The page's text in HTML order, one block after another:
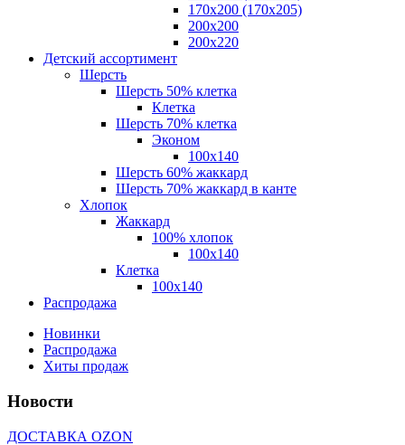
170x200 (170х205)
200х200
200х220
Детский ассортимент
Шерсть
Шерсть 50% клетка
Клетка
Шерсть 70% клетка
Эконом
100x140
Шерсть 60% жаккард
Шерсть 70% жаккард в канте
Хлопок
Жаккард
100% хлопок
100x140
Клетка
100х140
Распродажа
Новинки
Распродажа
Хиты продаж
Новости
ДОСТАВКА OZON